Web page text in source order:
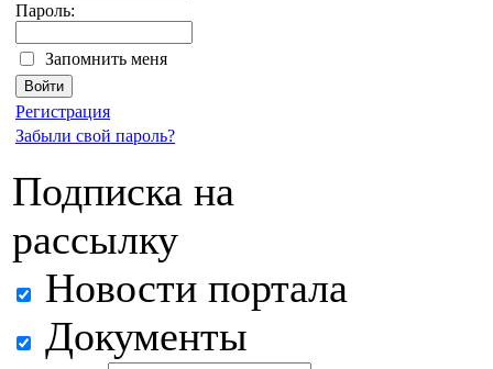
Пароль:
Запомнить меня
Регистрация
Забыли свой пароль?
Подписка на
рассылку
Новости портала
Документы